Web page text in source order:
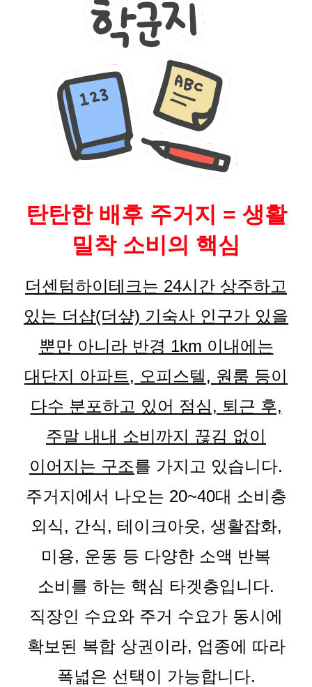
탄탄한 배후 주거지 = 생활
밀착 소비의 핵심
더센텀하이테크는 24시간 상주하고
있는 더샵(더샾) 기숙사 인구가 있을
뿐만 아니라 반경 1km 이내에는
대단지 아파트, 오피스텔, 원룸 등이
다수 분포하고 있어 점심, 퇴근 후,
주말 내내 소비까지 끊김 없이
이어지는 구조를 가지고 있습니다.
주거지에서 나오는 20~40대 소비층
외식, 간식, 테이크아웃, 생활잡화,
미용, 운동 등 다양한 소액 반복
소비를 하는 핵심 타겟층입니다.
직장인 수요와 주거 수요가 동시에
확보된 복합 상권이라, 업종에 따라
폭넓은 선택이 가능합니다.